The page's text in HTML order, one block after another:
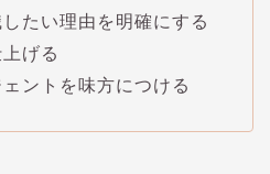
たい理由を明確にする
げる
ントを味方につける